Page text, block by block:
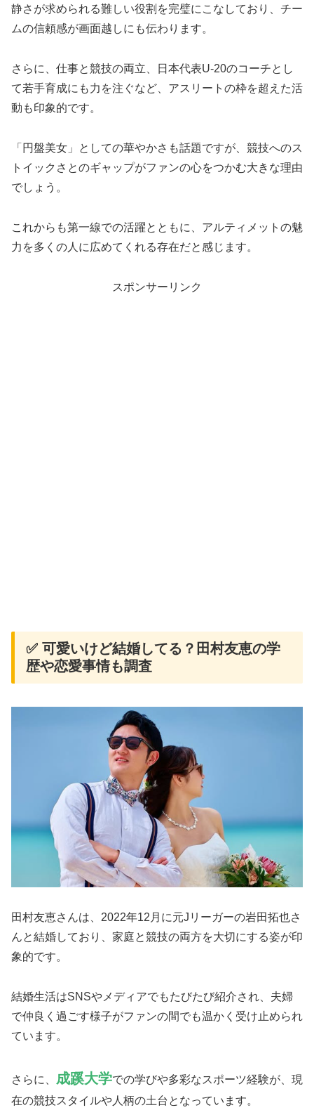
静さが求められる難しい役割を完璧にこなしており、チー
ムの信頼感が画面越しにも伝わります。
さらに、仕事と競技の両立、日本代表U-20のコーチとし
て若手育成にも力を注ぐなど、アスリートの枠を超えた活
動も印象的です。
「円盤美女」としての華やかさも話題ですが、競技へのス
トイックさとのギャップがファンの心をつかむ大きな理由
でしょう。
これからも第一線での活躍とともに、アルティメットの魅
力を多くの人に広めてくれる存在だと感じます。
スポンサーリンク
✅ 可愛いけど結婚してる？田村友恵の学
歴や恋愛事情も調査
田村友恵さんは、2022年12月に元Jリーガーの岩田拓也さ
んと結婚しており、家庭と競技の両方を大切にする姿が印
象的です。
結婚生活はSNSやメディアでもたびたび紹介され、夫婦
で仲良く過ごす様子がファンの間でも温かく受け止められ
ています。
さらに、 成蹊大学での学びや多彩なスポーツ経験が、現
在の競技スタイルや人柄の土台となっています。